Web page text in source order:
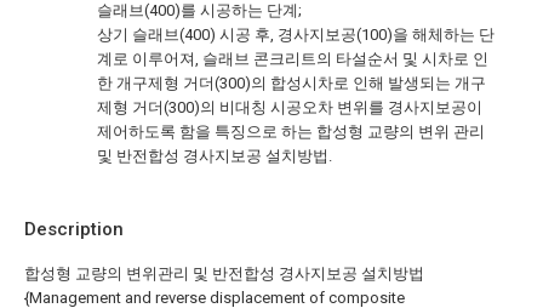
Description
합성형 교량의 변위관리 및 반전합성 경사지보공 설치방법
{Management and reverse displacement of composite
슬래브(400)를 시공하는 단계;
상기 슬래브(400) 시공 후, 경사지보공(100)을 해체하는 단
계로 이루어져, 슬래브 콘크리트의 타설순서 및 시차로 인
한 개구제형 거더(300)의 합성시차로 인해 발생되는 개구
제형 거더(300)의 비대칭 시공오차 변위를 경사지보공이
제어하도록 함을 특징으로 하는 합성형 교량의 변위 관리
및 반전합성 경사지보공 설치방법.